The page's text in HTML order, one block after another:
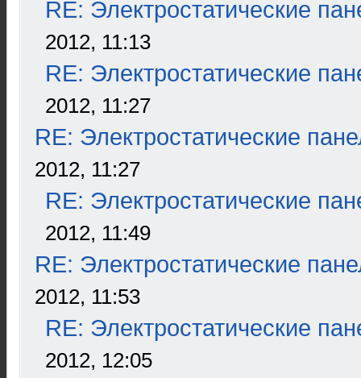
RE: Электростатические
2012, 11:13
RE: Электростатические
2012, 11:27
RE: Электростатические
2012, 11:27
RE: Электростатические
2012, 11:49
RE: Электростатические
2012, 11:53
RE: Электростатические
2012, 12:05